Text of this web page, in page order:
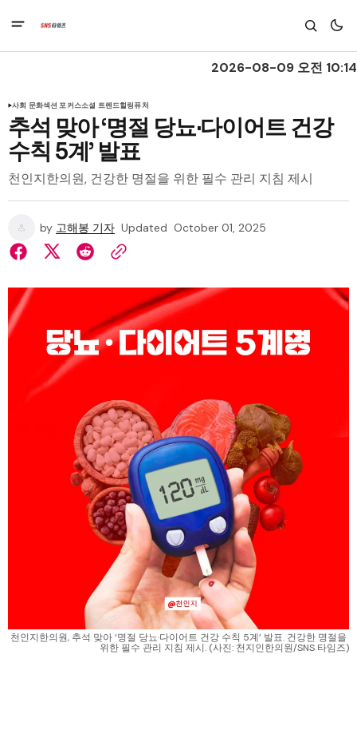
2026-08-09 오전 10:14
사회 문화섹션 포커스소셜 트렌드힐링퓨처
추석 맞아 ‘명절 당뇨·다이어트 건강
수칙 5계’ 발표
천인지한의원, 건강한 명절을 위한 필수 관리 지침 제시
by 고해봉 기자 Updated October 01, 2025
천인지한의원, 추석 맞아 ‘명절 당뇨·다이어트 건강 수칙 5계’ 발표. 건강한 명절을
위한 필수 관리 지침 제시. (사진: 천지인한의원/SNS 타임즈)